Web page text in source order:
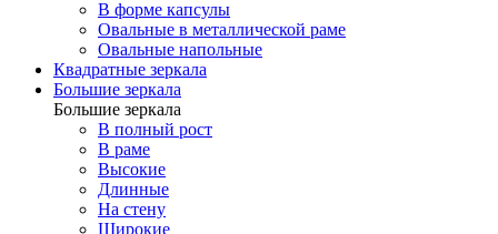
В форме капсулы
Овальные в металлической раме
Овальные напольные
Квадратные зеркала
Большие зеркала
Большие зеркала
В полный рост
В раме
Высокие
Длинные
На стену
Широкие